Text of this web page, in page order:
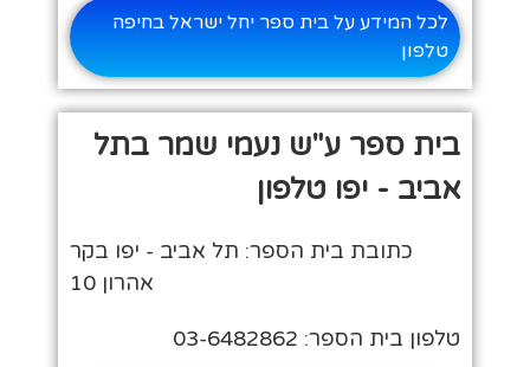
לכל המידע על בית ספר יחל ישראל בחיפה
טלפון
בית ספר ע"ש נעמי שמר בתל
אביב - יפו טלפון
כתובת בית הספר: תל אביב - יפו בקר
אהרון 10
טלפון בית הספר: 03-6482862